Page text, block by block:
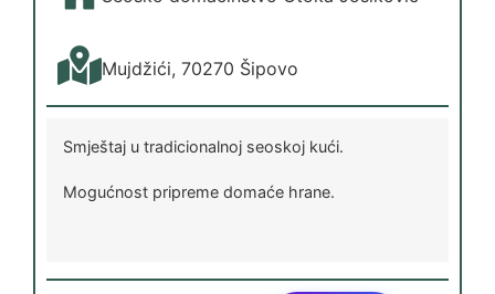
Mujdžići, 70270 Šipovo
Smještaj u tradicionalnoj seoskoj kući.
Mogućnost pripreme domaće hrane.